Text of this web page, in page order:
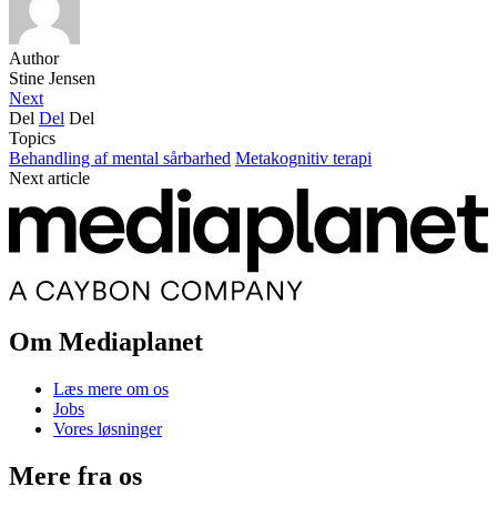
Author
Stine Jensen
Next
Del Del Del
Topics
Behandling af mental sårbarhed Metakognitiv terapi
Next article
Om Mediaplanet
Læs mere om os
Jobs
Vores løsninger
Mere fra os